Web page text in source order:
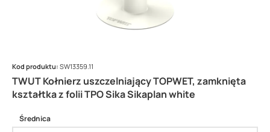
TWUT Kołnierz uszczelniający TOPWET, zamknięta
kształtka z folii TPO Sika Sikaplan white
Kod produktu: SW13359.11
Średnica